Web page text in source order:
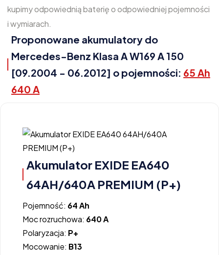
kupimy odpowiednią baterię o odpowiedniej pojemności
i wymiarach.
Proponowane akumulatory do
Mercedes-Benz Klasa A W169 A 150
[09.2004 - 06.2012] o pojemności: 65 Ah
640 A
Akumulator EXIDE EA640
64AH/640A PREMIUM (P+)
Pojemność: 64 Ah
Moc rozruchowa: 640 A
Polaryzacja: P+
Mocowanie: B13